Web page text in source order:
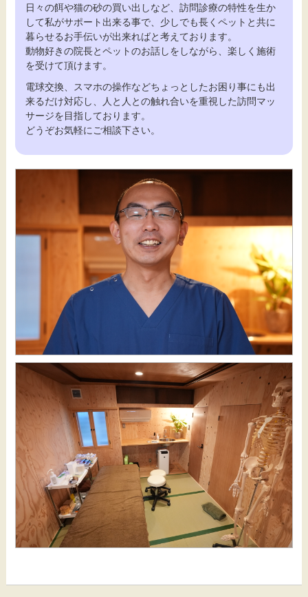
日々の餌や猫の砂の買い出しなど、訪問診療の特性を生か
して私がサポート出来る事で、少しでも長くペットと共に
暮らせるお手伝いが出来ればと考えております。
動物好きの院長とペットのお話しをしながら、楽しく施術
を受けて頂けます。
電球交換、スマホの操作などちょっとしたお困り事にも出
来るだけ対応し、人と人との触れ合いを重視した訪問マッ
サージを目指しております。
どうぞお気軽にご相談下さい。